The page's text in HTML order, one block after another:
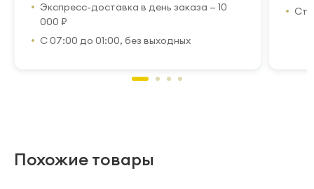
Экспресс-доставка в день заказа — 10
000 ₽
С 07:00 до 01:00, без выходных
Похожие товары